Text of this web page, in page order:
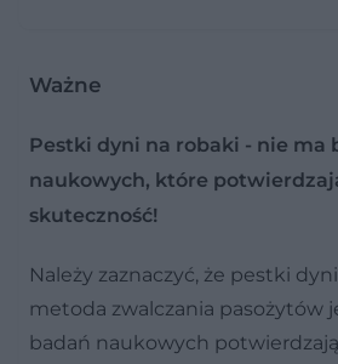
Ważne
Pestki dyni na robaki - nie ma
naukowych, które
skuteczność!
Należy zaznaczyć, że pestki
metoda zwalczania pasożytów
badań naukowych